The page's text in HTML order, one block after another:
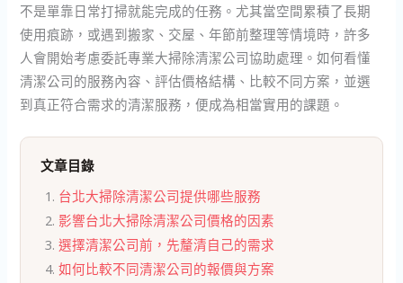
不是單靠日常打掃就能完成的任務。尤其當空間累積了長期
使用痕跡，或遇到搬家、交屋、年節前整理等情境時，許多
人會開始考慮委託專業大掃除清潔公司協助處理。如何看懂
清潔公司的服務內容、評估價格結構、比較不同方案，並選
到真正符合需求的清潔服務，便成為相當實用的課題。
文章目錄
台北大掃除清潔公司提供哪些服務
影響台北大掃除清潔公司價格的因素
選擇清潔公司前，先釐清自己的需求
如何比較不同清潔公司的報價與方案